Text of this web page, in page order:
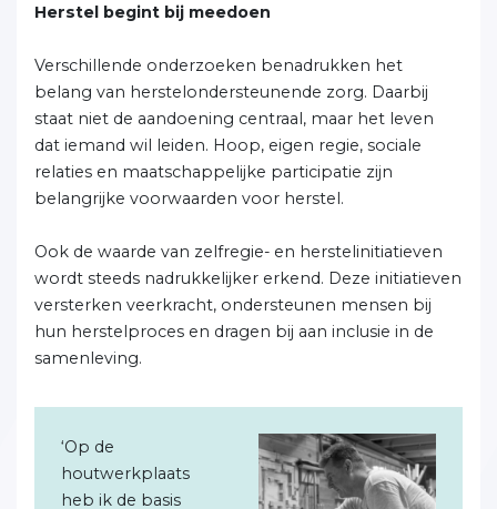
Herstel begint bij meedoen
Verschillende onderzoeken benadrukken het
belang van herstelondersteunende zorg. Daarbij
staat niet de aandoening centraal, maar het leven
dat iemand wil leiden. Hoop, eigen regie, sociale
relaties en maatschappelijke participatie zijn
belangrijke voorwaarden voor herstel.
Ook de waarde van zelfregie- en herstelinitiatieven
wordt steeds nadrukkelijker erkend. Deze initiatieven
versterken veerkracht, ondersteunen mensen bij
hun herstelproces en dragen bij aan inclusie in de
samenleving.
‘Op de
houtwerkplaats
heb ik de basis